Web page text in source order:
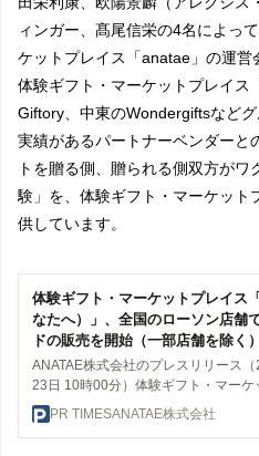
ィンガー、髙尾信栄の4名によっ
ケットプレイス「anatae」の運
体験ギフト・マーケットプレイス
Giftory、中東のWondergiftsなど
実績があるパートナーベンダーと
トを贈る側、贈られる側双方が
験」を、体験ギフト・マーケット
供しています。
体験ギフト・マーケットプレイス
なたへ）」、全国のローソン店舗
ドの販売を開始（一部店舗を除く）
ANATAE株式会社のプレスリリース
23日 10時00分）体験ギフト・マーケ
「anatae（あなたへ）」、全国のロー
ギフトカードの販売を開始（一部店舗
PR TIMESANATAE株式会社